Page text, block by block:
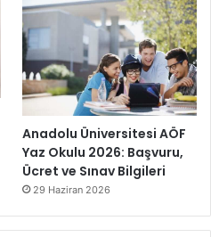
Anadolu Üniversitesi AÖF
Yaz Okulu 2026: Başvuru,
Ücret ve Sınav Bilgileri
29 Haziran 2026